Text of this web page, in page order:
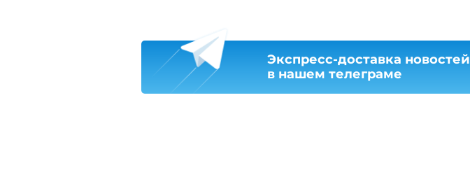
Экспресс-доставка новостей
в нашем телеграме